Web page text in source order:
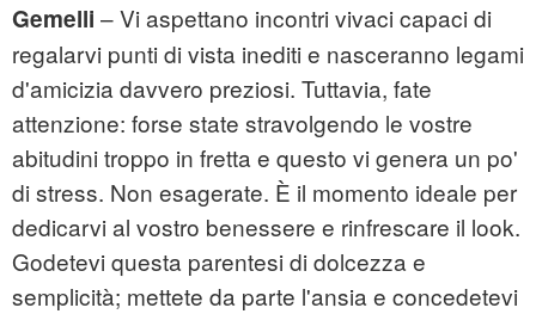
Gemelli – Vi aspettano incontri vivaci capaci di
regalarvi punti di vista inediti e nasceranno legami
d'amicizia davvero preziosi. Tuttavia, fate
attenzione: forse state stravolgendo le vostre
abitudini troppo in fretta e questo vi genera un po'
di stress. Non esagerate. È il momento ideale per
dedicarvi al vostro benessere e rinfrescare il look.
Godetevi questa parentesi di dolcezza e
semplicità; mettete da parte l'ansia e concedetevi